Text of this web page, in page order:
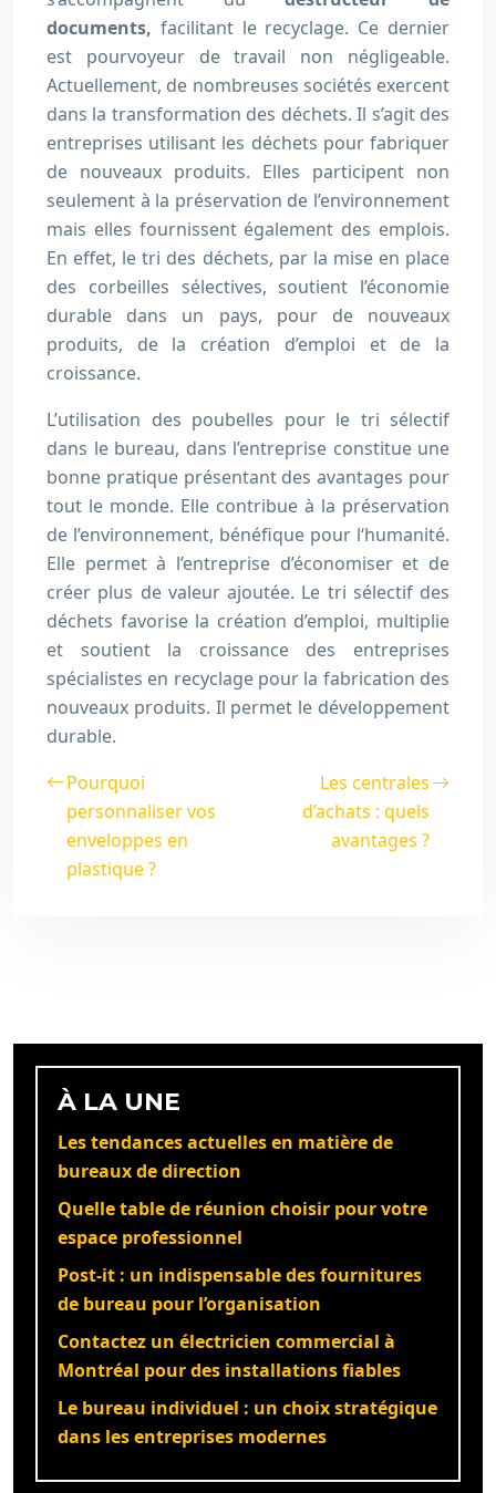
documents, facilitant le recyclage. Ce dernier
est pourvoyeur de travail non négligeable.
Actuellement, de nombreuses sociétés exercent
dans la transformation des déchets. Il s’agit des
entreprises utilisant les déchets pour fabriquer
de nouveaux produits. Elles participent non
seulement à la préservation de l’environnement
mais elles fournissent également des emplois.
En effet, le tri des déchets, par la mise en place
des corbeilles sélectives, soutient l’économie
durable dans un pays, pour de nouveaux
produits, de la création d’emploi et de la
croissance.
L’utilisation des poubelles pour le tri sélectif
dans le bureau, dans l’entreprise constitue une
bonne pratique présentant des avantages pour
tout le monde. Elle contribue à la préservation
de l’environnement, bénéfique pour l‘humanité.
Elle permet à l’entreprise d’économiser et de
créer plus de valeur ajoutée. Le tri sélectif des
déchets favorise la création d’emploi, multiplie
et soutient la croissance des entreprises
spécialistes en recyclage pour la fabrication des
nouveaux produits. Il permet le développement
durable.
Pourquoi
personnaliser vos
enveloppes en
plastique ?
Les centrales
d’achats : quels
avantages ?
À LA UNE
Les tendances actuelles en matière de
bureaux de direction
Quelle table de réunion choisir pour votre
espace professionnel
Post-it : un indispensable des fournitures
de bureau pour l’organisation
Contactez un électricien commercial à
Montréal pour des installations fiables
Le bureau individuel : un choix stratégique
dans les entreprises modernes